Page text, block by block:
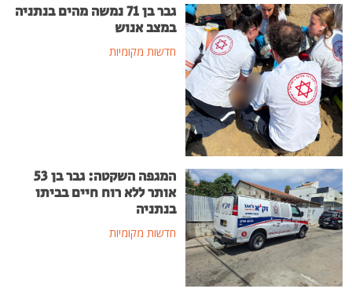
גבר בן 71 נמשה מהים בנתניה
במצב אנוש
חדשות מקומיות
המגפה השקטה: גבר בן 53
אותר ללא רוח חיים בביתו
בנתניה
חדשות מקומיות